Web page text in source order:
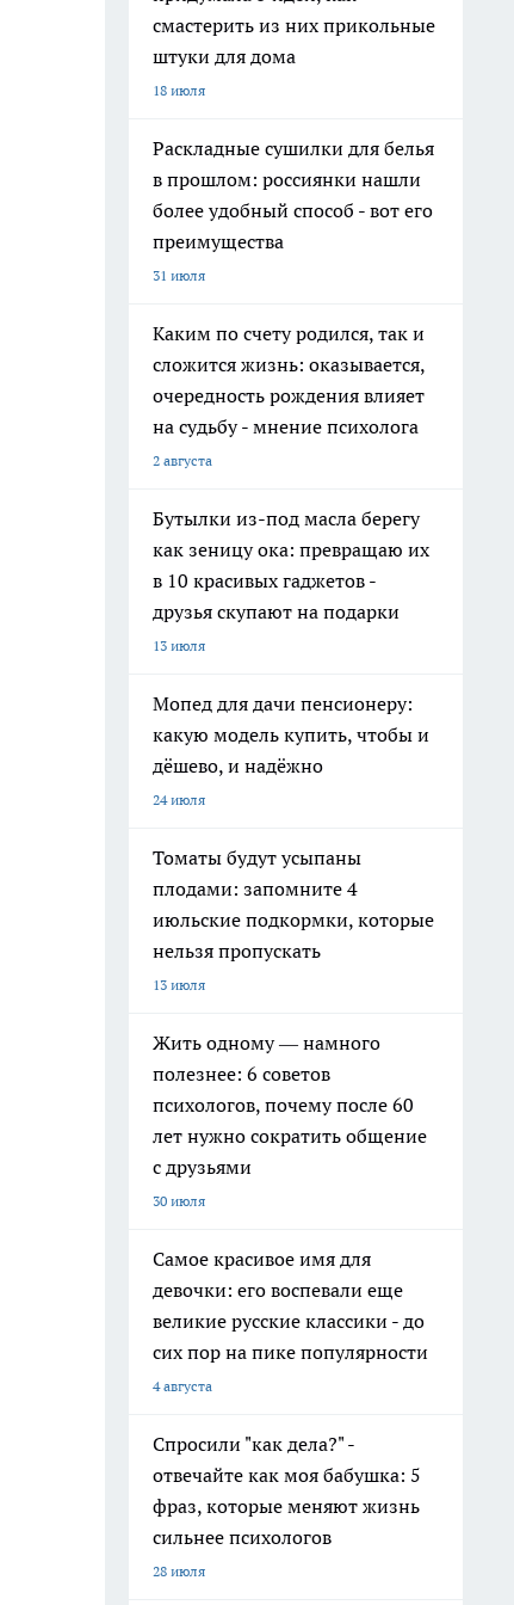
смастерить из них прикольные
штуки для дома
18 июля
Раскладные сушилки для белья
в прошлом: россиянки нашли
более удобный способ - вот его
преимущества
31 июля
Каким по счету родился, так и
сложится жизнь: оказывается,
очередность рождения влияет
на судьбу - мнение психолога
2 августа
Бутылки из-под масла берегу
как зеницу ока: превращаю их
в 10 красивых гаджетов -
друзья скупают на подарки
13 июля
Мопед для дачи пенсионеру:
какую модель купить, чтобы и
дёшево, и надёжно
24 июля
Томаты будут усыпаны
плодами: запомните 4
июльские подкормки, которые
нельзя пропускать
13 июля
Жить одному — намного
полезнее: 6 советов
психологов, почему после 60
лет нужно сократить общение
с друзьями
30 июля
Самое красивое имя для
девочки: его воспевали еще
великие русские классики - до
сих пор на пике популярности
4 августа
Спросили "как дела?" -
отвечайте как моя бабушка: 5
фраз, которые меняют жизнь
сильнее психологов
28 июля